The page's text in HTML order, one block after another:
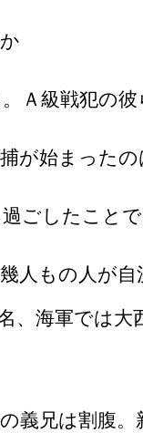
Ａ級戦犯の
が始まった
ごしたこと
人もの人が
、海軍では
義兄は割腹